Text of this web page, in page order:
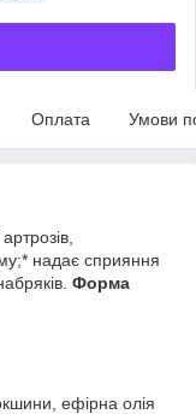
Оплата Умови
надає сприяння
Форма
ефірна олія